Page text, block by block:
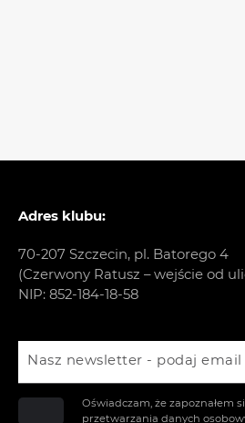
Adres klubu:
70-207 Szczecin, pl. Batorego 4
(Czerwony Ratusz – wejście od
NIP: 852-184-18-58
Nasz newsletter - podaj email
Oświadczam, że zapoznałem
przetwarzania danych